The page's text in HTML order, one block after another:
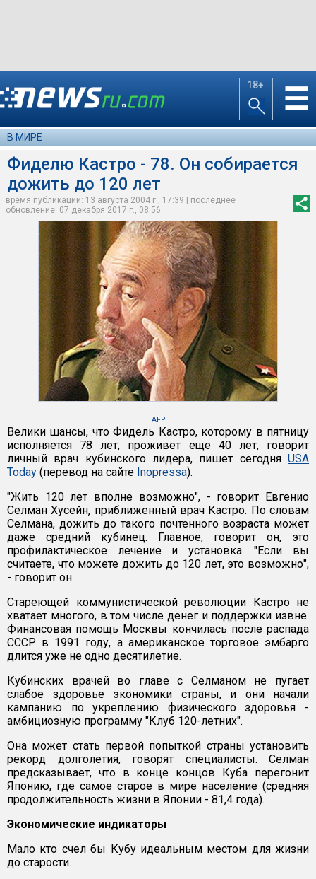
18+ ☰
В МИРЕ
Фиделю Кастро - 78. Он собирается
дожить до 120 лет
время публикации: 13 августа 2004 г., 17:39 | последнее
обновление: 07 декабря 2017 г., 08:56
AFP
Велики шансы, что Фидель Кастро, которому в пятницу
исполняется 78 лет, проживет еще 40 лет, говорит
личный врач кубинского лидера, пишет сегодня USA
Today (перевод на сайте Inopressa).
"Жить 120 лет вполне возможно", - говорит Евгенио
Селман Хусейн, приближенный врач Кастро. По словам
Селмана, дожить до такого почтенного возраста может
даже средний кубинец. Главное, говорит он, это
профилактическое лечение и установка. "Если вы
считаете, что можете дожить до 120 лет, это возможно",
- говорит он.
Стареющей коммунистической революции Кастро не
хватает многого, в том числе денег и поддержки извне.
Финансовая помощь Москвы кончилась после распада
СССР в 1991 году, а американское торговое эмбарго
длится уже не одно десятилетие.
Кубинских врачей во главе с Селманом не пугает
слабое здоровье экономики страны, и они начали
кампанию по укреплению физического здоровья -
амбициозную программу "Клуб 120-летних".
Она может стать первой попыткой страны установить
рекорд долголетия, говорят специалисты. Селман
предсказывает, что в конце концов Куба перегонит
Японию, где самое старое в мире население (средняя
продолжительность жизни в Японии - 81,4 года).
Экономические индикаторы
Мало кто счел бы Кубу идеальным местом для жизни
до старости.